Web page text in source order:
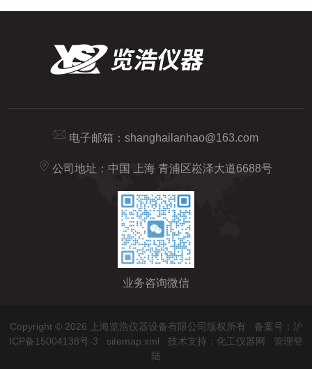
电子邮箱： shanghailanhao@163.com
公司地址：中国 上海 青浦区崧泽大道6688号
业务咨询微信
Copyright © 2026 上海览浩仪器设备有限公司版权所有 备案号：沪
ICP备15004138号-3
sitemap.xml 技术支持： 化工仪器网
管理登
陆